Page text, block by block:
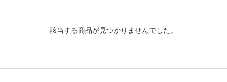
該当する商品が見つかりませんでした。